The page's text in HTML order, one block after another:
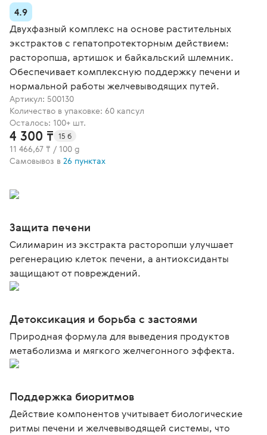
4.9
Двухфазный комплекс на основе растительных
экстрактов с гепатопротекторным действием:
расторопша, артишок и байкальский шлемник.
Обеспечивает комплексную поддержку печени и
нормальной работы желчевыводящих путей.
Артикул: 500130
Количество в упаковке: 60 капсул
Осталось: 100+ шт.
4 300 ₸ 15 б
11 466,67 ₸ / 100 g
Самовывоз в 26 пунктах
Защита печени
Силимарин из экстракта расторопши улучшает
регенерацию клеток печени, а антиоксиданты
защищают от повреждений.
Детоксикация и борьба с застоями
Природная формула для выведения продуктов
метаболизма и мягкого желчегонного эффекта.
Поддержка биоритмов
Действие компонентов учитывает биологические
ритмы печени и желчевыводящей системы, что